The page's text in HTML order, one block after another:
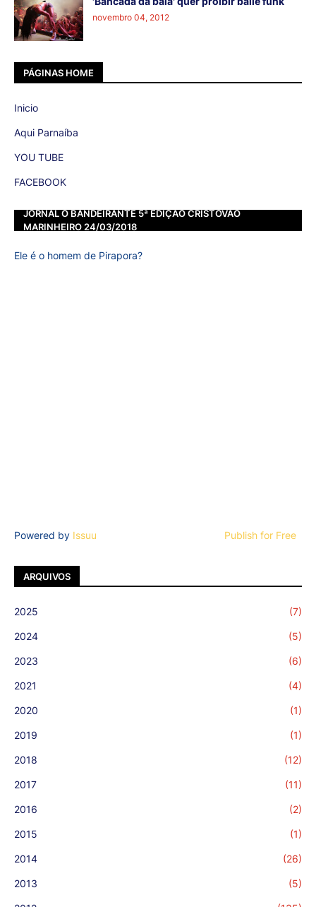
novembro 04, 2012
PÁGINAS HOME
Inicio
Aqui Parnaíba
YOU TUBE
FACEBOOK
JORNAL O BANDEIRANTE 5ª EDIÇÃO CRISTOVÃO
MARINHEIRO 24/03/2018
Ele é o homem de Pirapora?
Powered by Issuu Publish for Free
ARQUIVOS
2025 (7)
2024 (5)
2023 (6)
2021 (4)
2020 (1)
2019 (1)
2018 (12)
2017 (11)
2016 (2)
2015 (1)
2014 (26)
2013 (5)